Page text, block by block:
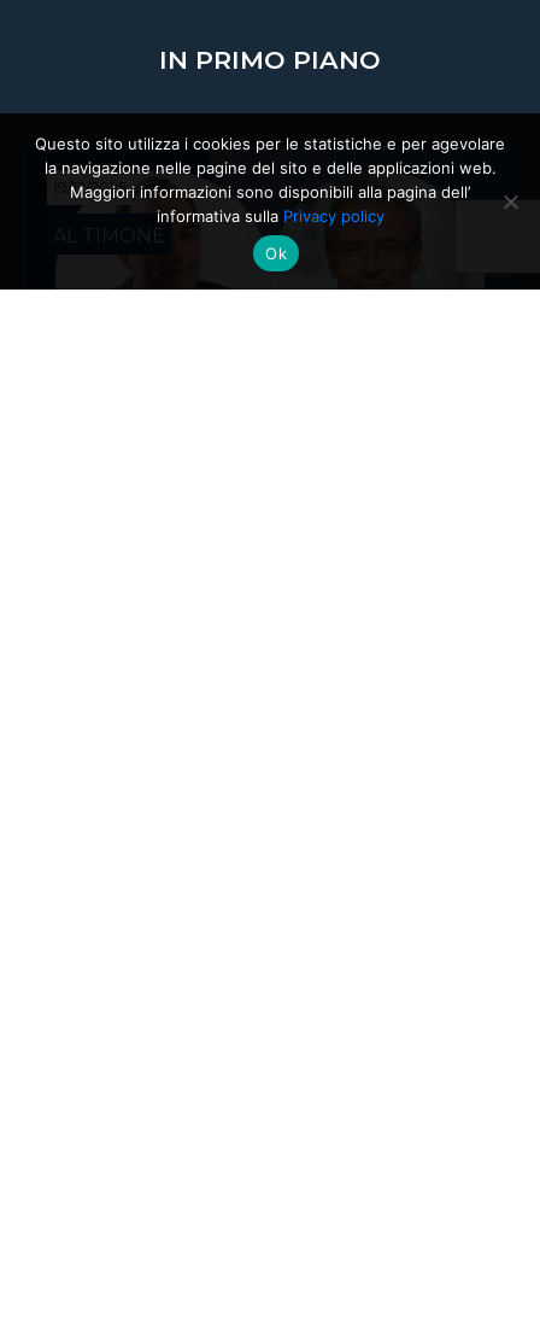
IN PRIMO PIANO
19/12/2025
AL TIMONE
Questo sito utilizza i cookies per le statistiche e per agevolare
la navigazione nelle pagine del sito e delle applicazioni web.
Maggiori informazioni sono disponibili alla pagina dell’
informativa sulla Privacy policy
Ok